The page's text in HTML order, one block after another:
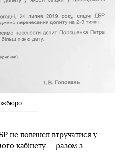
не повинен втручатися у
кабінету — разом з